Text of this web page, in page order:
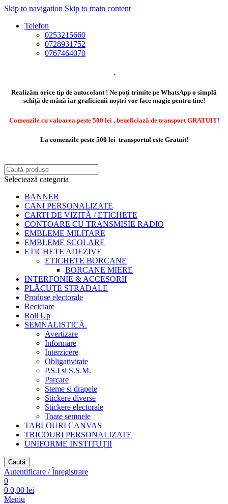
Skip to navigation Skip to main content
Telefon
0253215660
0728931752
0767464070
.
Realizăm orice tip de autocolant ! Ne poți trimite pe WhatsApp o simplă
schiță de mână iar graficienii noștri vor face magie pentru tine!
Comenzile cu valoarea peste 500 lei , beneficiază de transport GRATUIT!
La comenzile peste 500 lei transportul este Gratuit!
Selectează categoria
BANNER
CANI PERSONALIZATE
CARTI DE VIZITĂ / ETICHETE
CONTOARE CU TRANSMISIE RADIO
EMBLEME MILITARE
EMBLEME SCOLARE
ETICHETE ADEZIVE
ETICHETE BORCANE
BORCANE MIERE
INTERFONIE & ACCESORII
PLĂCUȚE STRADALE
Produse electorale
Reciclare
Roll Up
SEMNALISTICĂ.
Avertizare
Informare
Interzicere
Obligativitate
P.S.I si S.S.M.
Parcare
Steme si drapele
Stickere diverse
Stickere electorale
Toate semnele
TABLOURI CANVAS
TRICOURI PERSONALIZATE
UNIFORME INSTITUȚII
Caută
Autentificare / Înregistrare
0
0 0,00 lei
Meniu